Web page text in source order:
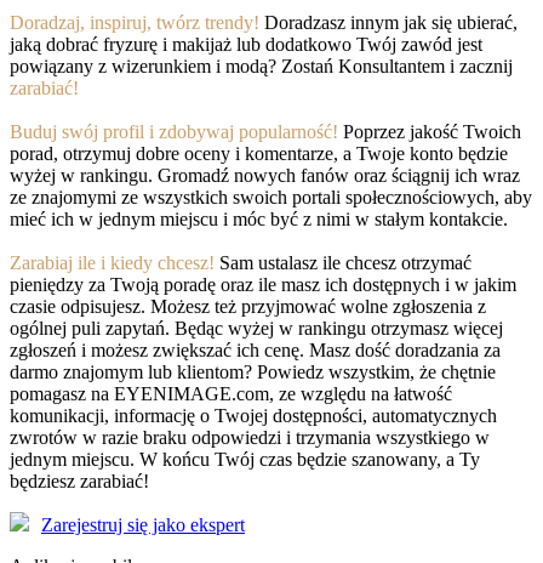
Doradzaj, inspiruj, twórz trendy! Doradzasz innym jak się ubierać,
jaką dobrać fryzurę i makijaż lub dodatkowo Twój zawód jest
powiązany z wizerunkiem i modą? Zostań Konsultantem i zacznij
zarabiać!
Buduj swój profil i zdobywaj popularność! Poprzez jakość Twoich
porad, otrzymuj dobre oceny i komentarze, a Twoje konto będzie
wyżej w rankingu. Gromadź nowych fanów oraz ściągnij ich wraz
ze znajomymi ze wszystkich swoich portali społecznościowych, aby
mieć ich w jednym miejscu i móc być z nimi w stałym kontakcie.
Zarabiaj ile i kiedy chcesz! Sam ustalasz ile chcesz otrzymać
pieniędzy za Twoją poradę oraz ile masz ich dostępnych i w jakim
czasie odpisujesz. Możesz też przyjmować wolne zgłoszenia z
ogólnej puli zapytań. Będąc wyżej w rankingu otrzymasz więcej
zgłoszeń i możesz zwiększać ich cenę. Masz dość doradzania za
darmo znajomym lub klientom? Powiedz wszystkim, że chętnie
pomagasz na EYENIMAGE.com, ze względu na łatwość
komunikacji, informację o Twojej dostępności, automatycznych
zwrotów w razie braku odpowiedzi i trzymania wszystkiego w
jednym miejscu. W końcu Twój czas będzie szanowany, a Ty
będziesz zarabiać!
Zarejestruj się jako ekspert